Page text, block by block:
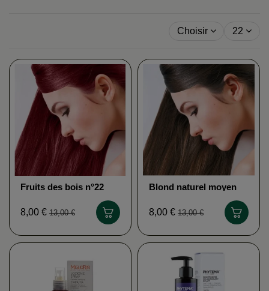
Choisir 22
Fruits des bois n°22
8,00 €13,00 €
Blond naturel moyen
8,00 €13,00 €